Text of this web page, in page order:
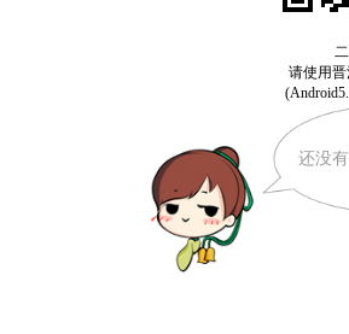
还没有